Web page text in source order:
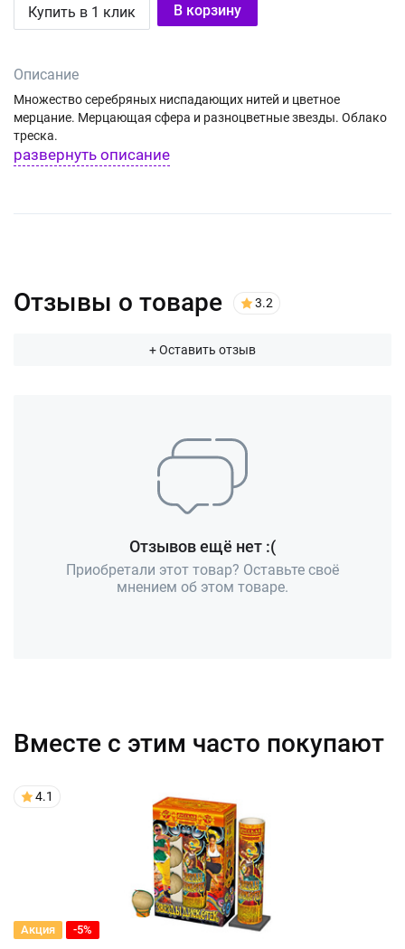
Купить в 1 клик В корзину
Описание
Множество серебряных ниспадающих нитей и цветное
мерцание. Мерцающая сфера и разноцветные звезды. Облако
треска.
развернуть описание
Отзывы о товаре 3.2
+ Оставить отзыв
Отзывов ещё нет :(
Приобретали этот товар? Оставьте своё
мнением об этом товаре.
Вместе с этим часто покупают
4.1
Акция -5%